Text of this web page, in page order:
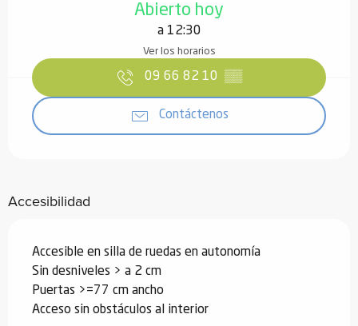
Abierto hoy
a 12:30
Ver los horarios
09 66 82 10 ▒▒
Contáctenos
Accesibilidad
Accesible en silla de ruedas en autonomía
Sin desniveles > a 2 cm
Puertas >=77 cm ancho
Acceso sin obstáculos al interior